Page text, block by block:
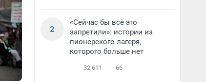
2
«Сейчас бы всё это
запретили»: истории из
пионерского лагеря,
которого больше нет
32 611 66